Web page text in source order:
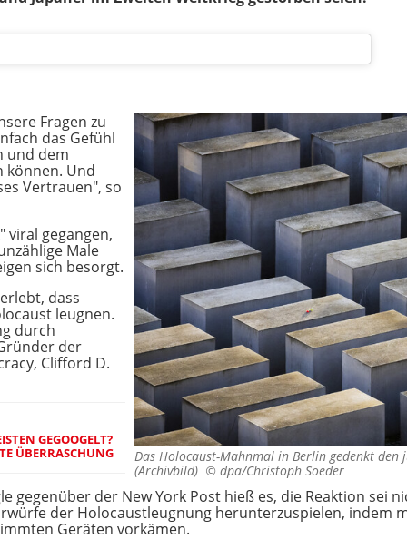
Das Holocaust-Mahnmal in Berlin gedenkt den
(Archivbild) © dpa/Christoph Soeder
Fragen zu
das Gefühl
und dem
Und
Vertrauen", so
viral gegangen,
Male
sich besorgt.
dass
leugnen.
durch
der
Clifford D.
GEGOOGELT?
ÜBERRASCHUNG
gegenüber der New York Post hieß es, die Reaktion sei
der Holocaustleugnung herunterzuspielen, indem
Geräten vorkämen.